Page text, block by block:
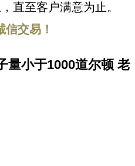
直至客户满意为止。
交易！
量小于1000道尔顿 老